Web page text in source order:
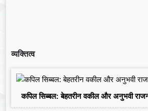
व्यक्तित्व
कपिल सिब्बल: बेहतरीन वकील और अनुभवी